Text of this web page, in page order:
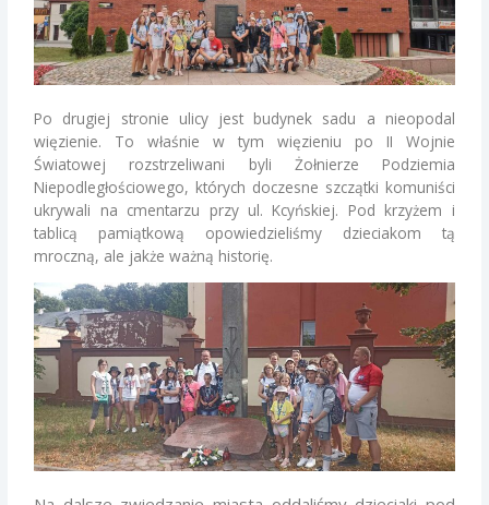
Po drugiej stronie ulicy jest budynek sadu a nieopodal
więzienie. To właśnie w tym więzieniu po II Wojnie
Światowej rozstrzeliwani byli Żołnierze Podziemia
Niepodległościowego, których doczesne szczątki komuniści
ukrywali na cmentarzu przy ul. Kcyńskiej. Pod krzyżem i
tablicą pamiątkową opowiedzieliśmy dzieciakom tą
mroczną, ale jakże ważną historię.